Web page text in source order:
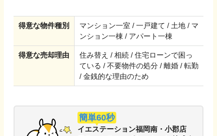
得意な物件種別
マンション一室 / 一戸建て / 土地 / マ
ンション一棟 / アパート一棟
得意な売却理由
住み替え / 相続 / 住宅ローンで困っ
ている / 不要物件の処分 / 離婚 / 転勤
/ 金銭的な理由のため
簡単60秒
イエステーション福岡南・小郡店